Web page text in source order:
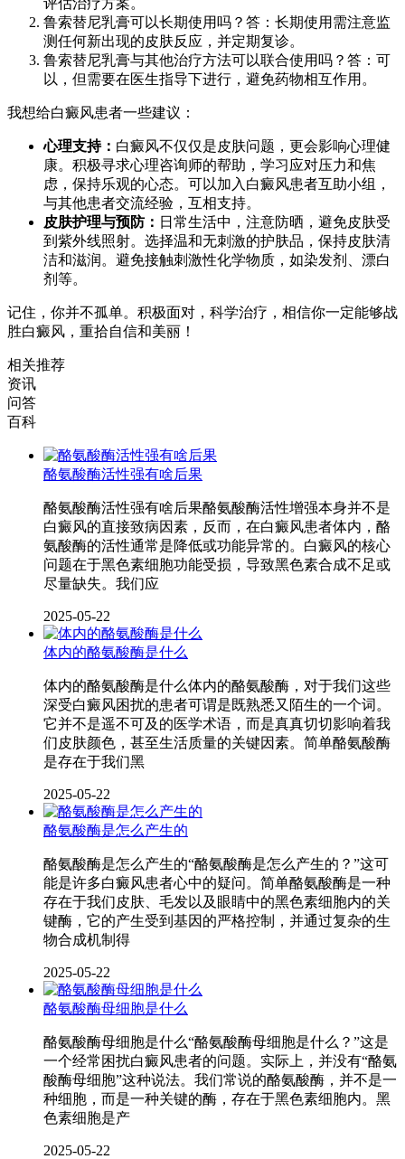
鲁索替尼乳膏可以长期使用吗？答：长期使用需注意监
测任何新出现的皮肤反应，并定期复诊。
鲁索替尼乳膏与其他治疗方法可以联合使用吗？答：可
以，但需要在医生指导下进行，避免药物相互作用。
我想给白癜风患者一些建议：
心理支持： 白癜风不仅仅是皮肤问题，更会影响心理健
康。积极寻求心理咨询师的帮助，学习应对压力和焦
虑，保持乐观的心态。可以加入白癜风患者互助小组，
与其他患者交流经验，互相支持。
皮肤护理与预防： 日常生活中，注意防晒，避免皮肤受
到紫外线照射。选择温和无刺激的护肤品，保持皮肤清
洁和滋润。避免接触刺激性化学物质，如染发剂、漂白
剂等。
记住，你并不孤单。积极面对，科学治疗，相信你一定能够战
胜白癜风，重拾自信和美丽！
相关推荐
资讯
问答
百科
酪氨酸酶活性强有啥后果
酪氨酸酶活性强有啥后果酪氨酸酶活性增强本身并不是
白癜风的直接致病因素，反而，在白癜风患者体内，酪
氨酸酶的活性通常是降低或功能异常的。白癜风的核心
问题在于黑色素细胞功能受损，导致黑色素合成不足或
尽量缺失。我们应
2025-05-22
体内的酪氨酸酶是什么
体内的酪氨酸酶是什么体内的酪氨酸酶，对于我们这些
深受白癜风困扰的患者可谓是既熟悉又陌生的一个词。
它并不是遥不可及的医学术语，而是真真切切影响着我
们皮肤颜色，甚至生活质量的关键因素。简单酪氨酸酶
是存在于我们黑
2025-05-22
酪氨酸酶是怎么产生的
酪氨酸酶是怎么产生的“酪氨酸酶是怎么产生的？”这可
能是许多白癜风患者心中的疑问。简单酪氨酸酶是一种
存在于我们皮肤、毛发以及眼睛中的黑色素细胞内的关
键酶，它的产生受到基因的严格控制，并通过复杂的生
物合成机制得
2025-05-22
酪氨酸酶母细胞是什么
酪氨酸酶母细胞是什么“酪氨酸酶母细胞是什么？”这是
一个经常困扰白癜风患者的问题。实际上，并没有“酪氨
酸酶母细胞”这种说法。我们常说的酪氨酸酶，并不是一
种细胞，而是一种关键的酶，存在于黑色素细胞内。黑
色素细胞是产
2025-05-22